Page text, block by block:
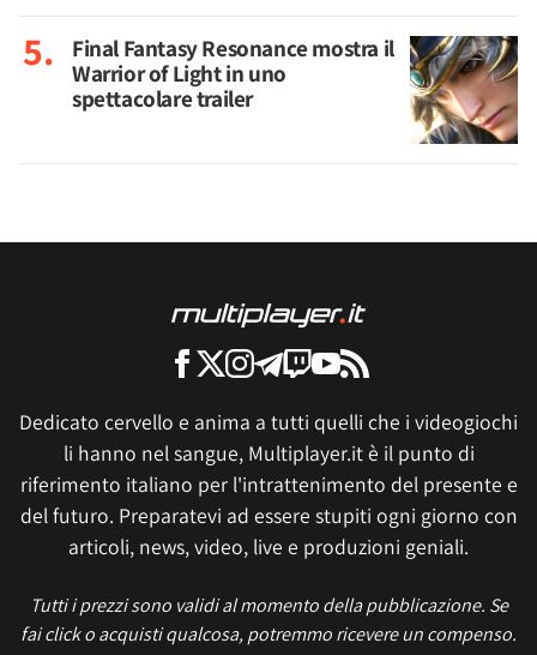
Final Fantasy Resonance mostra il
Warrior of Light in uno
spettacolare trailer
Dedicato cervello e anima a tutti quelli che i videogiochi
li hanno nel sangue, Multiplayer.it è il punto di
riferimento italiano per l'intrattenimento del presente e
del futuro. Preparatevi ad essere stupiti ogni giorno con
articoli, news, video, live e produzioni geniali.
Tutti i prezzi sono validi al momento della pubblicazione. Se
fai click o acquisti qualcosa, potremmo ricevere un compenso.